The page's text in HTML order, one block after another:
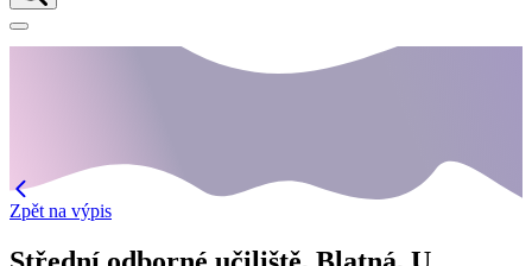
Zpět na výpis